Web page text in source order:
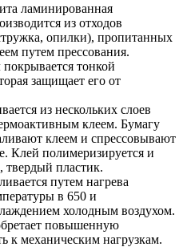
ламинированная
из отходов
опилки), пропитанных
путем прессования.
тонкой
защищает его от
из нескольких слоев
клеем. Бумагу
клеем и спрессовывают
Клей полимеризируется и
твердый пластик.
путем нагрева
в 650 и
холодным воздухом.
повышенную
к механическим нагрузкам.